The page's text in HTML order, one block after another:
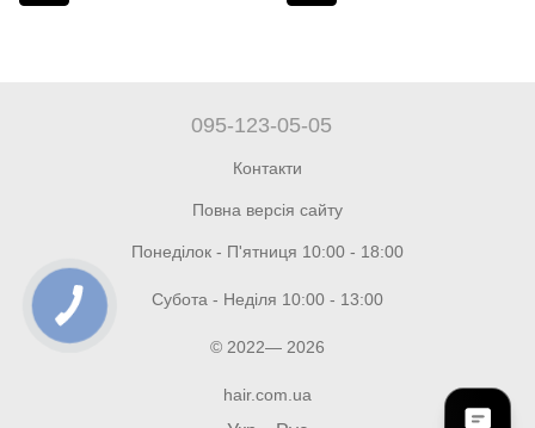
095-123-05-05
Контакти
Повна версія сайту
Понеділок - П'ятниця 10:00 - 18:00
Субота - Неділя 10:00 - 13:00
© 2022— 2026
hair.com.ua